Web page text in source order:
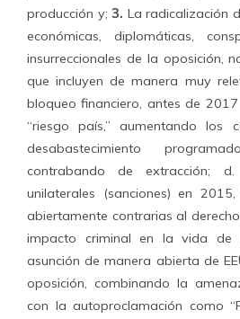
producción y; 3. La radicalización
económicas, diplomáticas,
insurreccionales de la oposición,
que incluyen de manera muy
bloqueo financiero, antes de
“riesgo país,” aumentando los
desabastecimiento
contrabando de extracción; d.
unilaterales (sanciones) en
abiertamente contrarias al
impacto criminal en la vida
asunción de manera abierta de
oposición, combinando la
con la autoproclamación como